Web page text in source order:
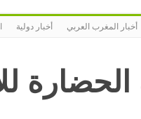
أخبار المغرب العربي أخبار دولية